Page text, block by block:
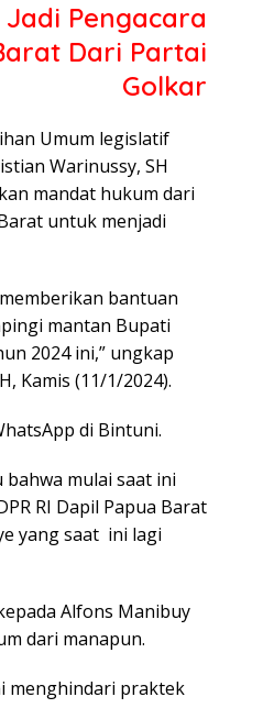
Jadi Pengacara
Dari Partai
Golkar
Umum legislatif
Warinussy, SH
mandat hukum dari
untuk menjadi
bantuan
mantan Bupati
2024 ini,” ungkap
Kamis (11/1/2024).
di Bintuni.
mulai saat ini
RI Dapil Papua Barat
yang saat ini lagi
Alfons Manibuy
dari manapun.
menghindari praktek